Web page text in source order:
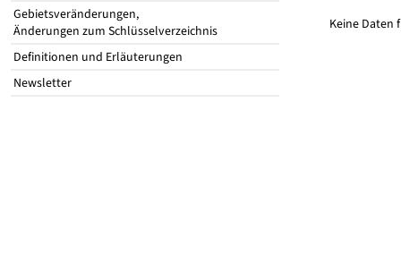
Gebietsveränderungen,
Änderungen zum Schlüsselverzeichnis
Definitionen und Erläuterungen
Newsletter
Keine Daten